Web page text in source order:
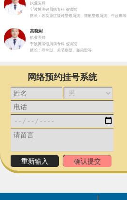
执业医师
宁波博润银屑病专科 银屑病
擅长：各类重症疑难型银屑病、脓疱型银屑病、牛皮癣等
高晓彬
执业医师
宁波博润银屑病专科 银屑病
擅长：寻常型、关节病型、脓疱型等
网络预约挂号系统